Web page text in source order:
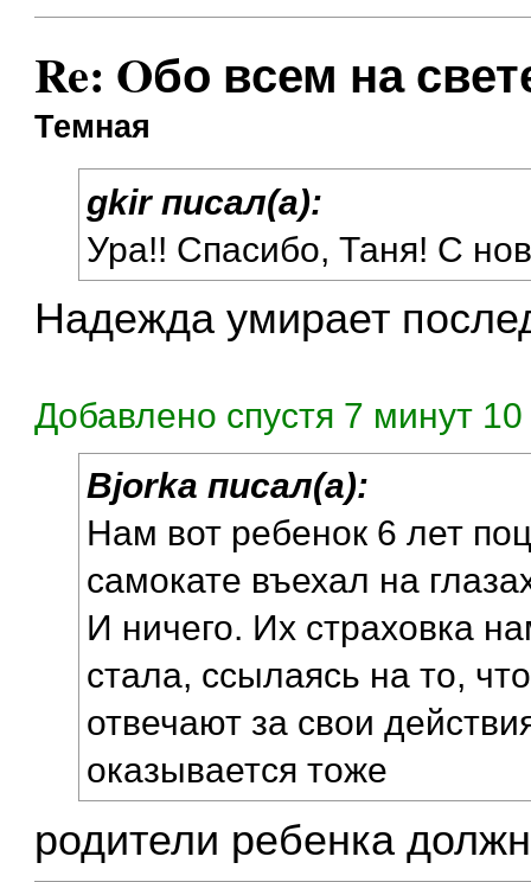
Re: Oбо всем на
Темная
gkir писал(а):
Ура!! Спасибо, Таня! С
Надежда умирает
Добавлено спустя 7 минут 10
Bjorka писал(а):
Нам вот ребенок 6 лет
самокате въехал на
И ничего. Их страховка
стала, ссылаясь на то,
отвечают за свои
оказывается тоже
родители ребенка